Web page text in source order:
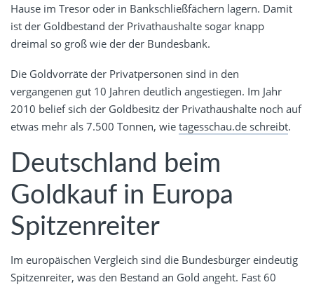
Hause im Tresor oder in Bankschließfächern lagern. Damit
ist der Goldbestand der Privathaushalte sogar knapp
dreimal so groß wie der der Bundesbank.
Die Goldvorräte der Privatpersonen sind in den
vergangenen gut 10 Jahren deutlich angestiegen. Im Jahr
2010 belief sich der Goldbesitz der Privathaushalte noch auf
etwas mehr als 7.500 Tonnen, wie tagesschau.de schreibt.
Deutschland beim
Goldkauf in Europa
Spitzenreiter
Im europäischen Vergleich sind die Bundesbürger eindeutig
Spitzenreiter, was den Bestand an Gold angeht. Fast 60